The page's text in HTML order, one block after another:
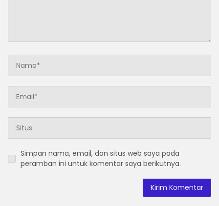
Simpan nama, email, dan situs web saya pada
peramban ini untuk komentar saya berikutnya.